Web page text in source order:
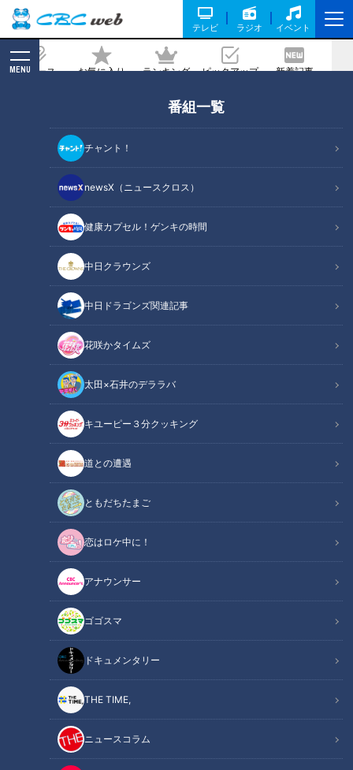
テレビ ラジオ イベント
ニュース お気に入り ランキング ピックアップ 新着記事
MENU
番組一覧
チャント！
newsX（ニュースクロス）
健康カプセル！ゲンキの時間
中日クラウンズ
中日ドラゴンズ関連記事
花咲かタイムズ
太田×石井のデララバ
キユーピー３分クッキング
道との遭遇
ともだちたまご
恋はロケ中に！
アナウンサー
ゴゴスマ
ドキュメンタリー
THE TIME,
ニュースコラム
と」 プロが教える婚活で差がつくプロ
フィールの作り方
2026/02/18 11:55
CBCテレビ me:tone編集部
me:tone
ライフ
人との出会いは、いつも「最初の情報」から始まります。
肩書き、ひとことの自己紹介、SNSの短いプロフィール文、マ
ッチングアプリのプロフィール欄……。どんな場面でも、プロ
フィールは相手に興味を持ってもらうための“入口”です。
関連リンク
較 【画像はこちら】
特に、結婚を真剣に考える人が集まる結婚相談所では、プロフ
ィールは相手に安心感や人柄を伝えるための、非常に重要な判
断材料になります。